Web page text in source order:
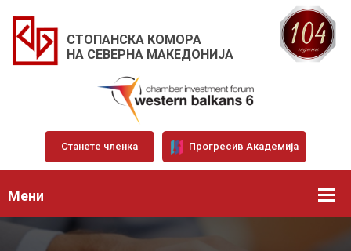
СТОПАНСКА КОМОРА
НА СЕВЕРНА МАКЕДОНИЈА
Станете членка Прогресив Академија
Мени